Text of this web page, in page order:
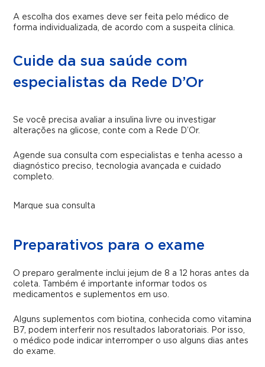
A escolha dos exames deve ser feita pelo médico de
forma individualizada, de acordo com a suspeita clínica.
Cuide da sua saúde com
especialistas da Rede D’Or
Se você precisa avaliar a insulina livre ou investigar
alterações na glicose, conte com a Rede D’Or.
Agende sua consulta com especialistas e tenha acesso a
diagnóstico preciso, tecnologia avançada e cuidado
completo.
Marque sua consulta
Preparativos para o exame
O preparo geralmente inclui jejum de 8 a 12 horas antes da
coleta. Também é importante informar todos os
medicamentos e suplementos em uso.
Alguns suplementos com biotina, conhecida como vitamina
B7, podem interferir nos resultados laboratoriais. Por isso,
o médico pode indicar interromper o uso alguns dias antes
do exame.